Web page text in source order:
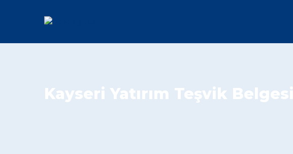
Kayseri Yatırım Teşvik Belgesi